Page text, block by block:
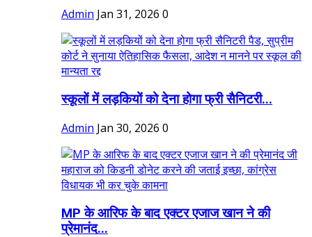
Admin Jan 31, 2026 0
स्कूलों में लड़कियों को देना होगा फ्री सैनिटरी...
Admin Jan 30, 2026 0
MP के आरिफ के बाद एक्टर एजाज खान ने की
प्रेमानंद...